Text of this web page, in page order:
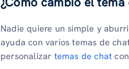
Nadie quiere un simple y
ayuda con varios temas de
personalizar temas de chat